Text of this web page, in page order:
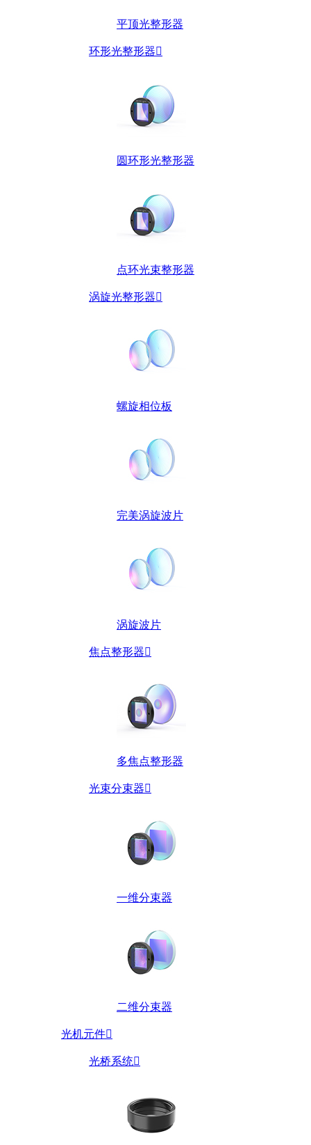
平顶光整形器
环形光整形器
圆环形光整形器
点环光束整形器
涡旋光整形器
螺旋相位板
完美涡旋波片
涡旋波片
焦点整形器
多焦点整形器
光束分束器
一维分束器
二维分束器
光机元件
光桥系统